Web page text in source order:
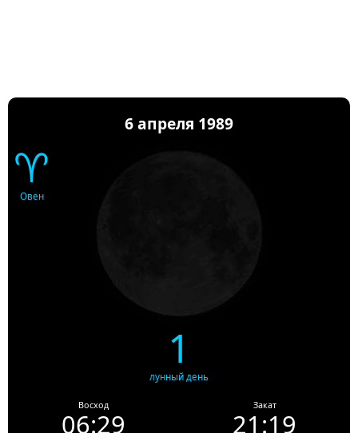
6 апреля 1989
♈
Овен
1
лунный день
Восход
06:29
Закат
21:19